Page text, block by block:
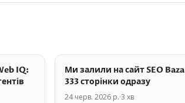
IQ:
Ми залили на сайт SEO Baza
333 сторінки одразу
24 черв. 2026 р.·3 хв